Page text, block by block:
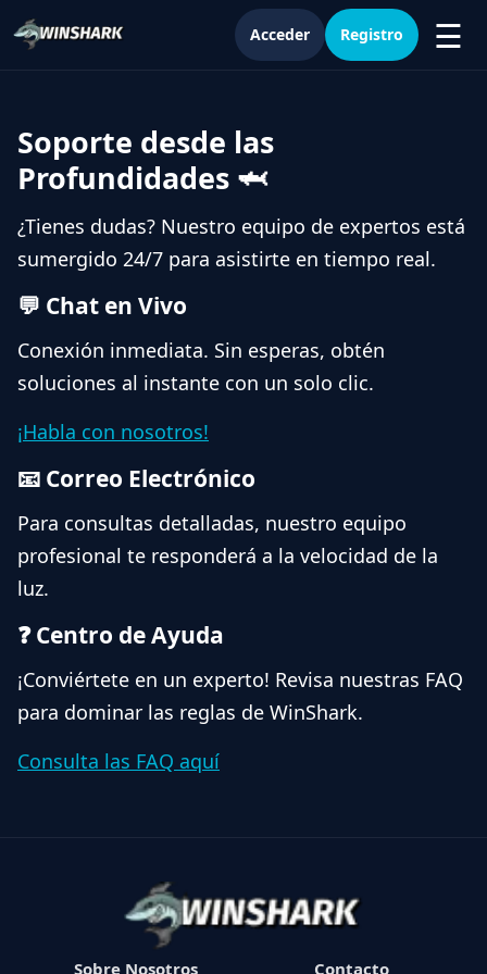
Acceder Registro ☰
Soporte desde las
Profundidades 🦈
¿Tienes dudas? Nuestro equipo de expertos está
sumergido 24/7 para asistirte en tiempo real.
💬 Chat en Vivo
Conexión inmediata. Sin esperas, obtén
soluciones al instante con un solo clic.
¡Habla con nosotros!
📧 Correo Electrónico
Para consultas detalladas, nuestro equipo
profesional te responderá a la velocidad de la
luz.
❓ Centro de Ayuda
¡Conviértete en un experto! Revisa nuestras FAQ
para dominar las reglas de WinShark.
Consulta las FAQ aquí
Sobre Nosotros Contacto